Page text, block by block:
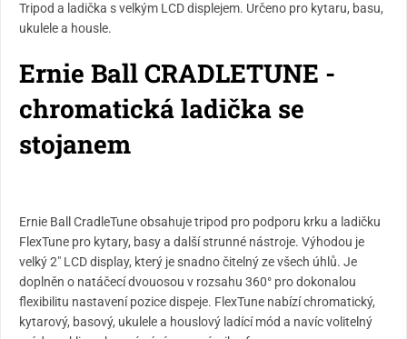
Tripod a ladička s velkým LCD displejem. Určeno pro kytaru, basu,
ukulele a housle.
Ernie Ball CRADLETUNE -
chromatická ladička se
stojanem
Ernie Ball CradleTune obsahuje tripod pro podporu krku a ladičku
FlexTune pro kytary, basy a další strunné nástroje. Výhodou je
velký 2" LCD display, který je snadno čitelný ze všech úhlů. Je
doplněn o natáčecí dvouosou v rozsahu 360° pro dokonalou
flexibilitu nastavení pozice dispeje. FlexTune nabízí chromatický,
kytarový, basový, ukulele a houslový ladící mód a navíc volitelný